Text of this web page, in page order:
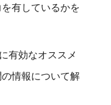
有しているかを
有効なオススメ
情報について解